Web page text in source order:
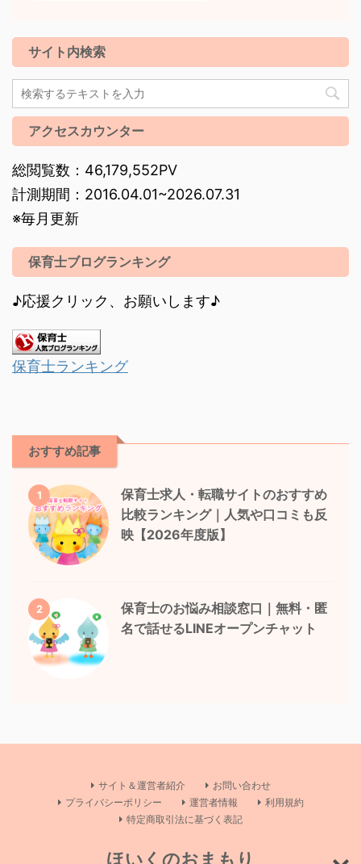
サイト内検索
アクセスカウンター
総閲覧数：46,179,552PV
計測期間：2016.04.01~2026.07.31
※毎月更新
保育士ブログランキング
♪応援クリック、お願いします♪
保育士ランキング
おすすめ記事
1
保育士求人・転職サイトのおすすめ
比較ランキング｜人気や口コミも反
映【2026年度版】
2
保育士のお悩み相談窓口｜無料・匿
名で話せるLINEオープンチャット
サイト＆運営者紹介
お問い合わせ
プライバシーポリシー
運営者情報
利用規約
特定商取引法に基づく表記
ほいくのおまもり